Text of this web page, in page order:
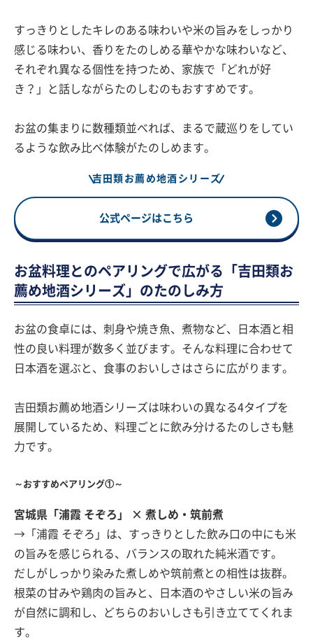
すっきりとしたキレのある味わいや米の旨みをしっかり
感じる味わい、香りをたのしめる華やかな味わいなど、
それぞれ異なる個性を持つため、家族で「どれが好
き？」と話しながらたのしむのもおすすめです。
お盆の集まりに数種類並べれば、まるで蔵巡りをしてい
るような飲み比べ体験がたのしめます。
吉田類お薦め地酒シリーズ
公式ページはこちら
お盆料理とのペアリングで広がる「吉田類お
薦め地酒シリーズ」のたのしみ方
お盆の食卓には、刺身や焼き魚、煮物など、日本酒と相
性の良い料理が数多く並びます。そんな料理に合わせて
日本酒を選ぶと、食事のおいしさはさらに広がります。
吉田類お薦め地酒シリーズは味わいの異なる4タイプを
展開しているため、料理ごとに飲み分けるたのしさも魅
力です。
～おすすめペアリング①～
宮城県「浦霞 そぞろ」 × 煮しめ・筑前煮
→「浦霞 そぞろ」は、すっきりとした飲み口の中にも米
の旨みを感じられる、バランスの取れた純米酒です。
だしがしっかり染みた煮しめや筑前煮との相性は抜群。
根菜の甘みや鶏肉の旨みと、日本酒のやさしい米の旨み
が自然に調和し、どちらのおいしさも引き立ててくれま
す。